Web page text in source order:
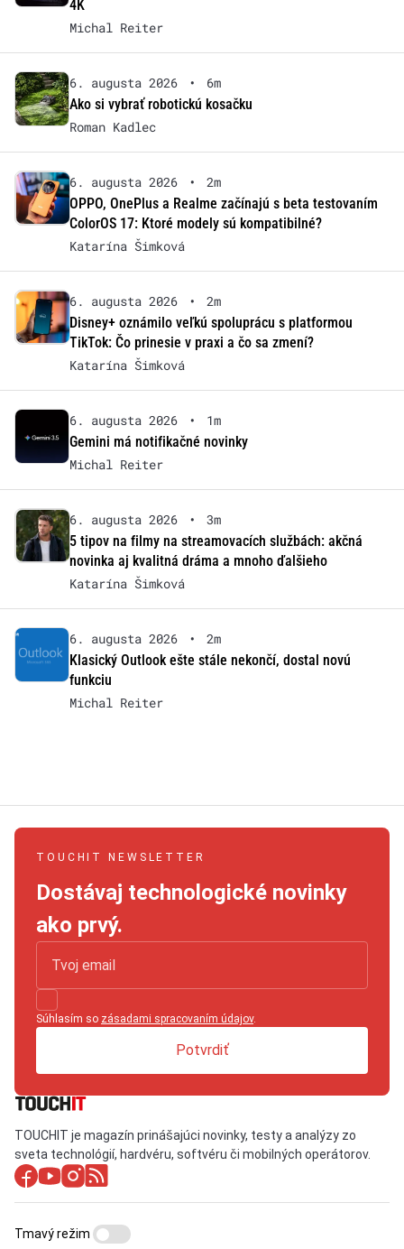
4K
Michal Reiter
6. augusta 2026 •
6m
Ako si vybrať robotickú kosačku
Roman Kadlec
6. augusta 2026 •
2m
OPPO, OnePlus a Realme začínajú s beta testovaním
ColorOS 17: Ktoré modely sú kompatibilné?
Katarína Šimková
6. augusta 2026 •
2m
Disney+ oznámilo veľkú spoluprácu s platformou
TikTok: Čo prinesie v praxi a čo sa zmení?
Katarína Šimková
6. augusta 2026 •
1m
Gemini má notifikačné novinky
Michal Reiter
6. augusta 2026 •
3m
5 tipov na filmy na streamovacích službách: akčná
novinka aj kvalitná dráma a mnoho ďalšieho
Katarína Šimková
6. augusta 2026 •
2m
Klasický Outlook ešte stále nekončí, dostal novú
funkciu
Michal Reiter
TOUCHIT NEWSLETTER
Dostávaj technologické novinky
ako prvý.
Súhlasím so zásadami spracovaním údajov.
Potvrdiť
TOUCHIT je magazín prinášajúci novinky, testy a analýzy zo
sveta technológií, hardvéru, softvéru či mobilných operátorov.
Tmavý režim